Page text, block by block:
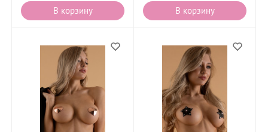
В корзину В корзину